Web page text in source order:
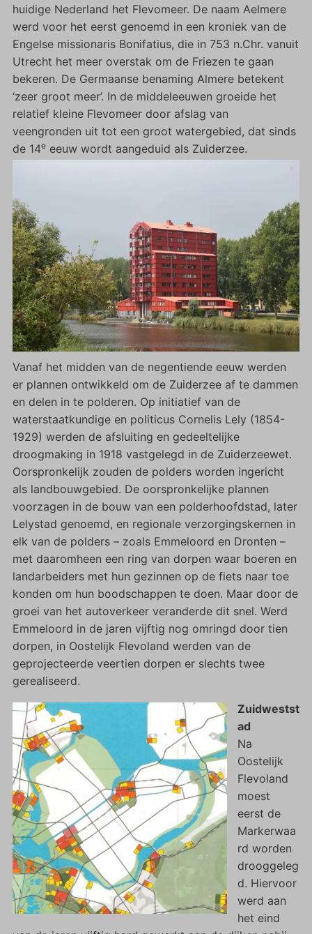
huidige Nederland het Flevomeer. De naam Aelmere
werd voor het eerst genoemd in een kroniek van de
Engelse missionaris Bonifatius, die in 753 n.Chr. vanuit
Utrecht het meer overstak om de Friezen te gaan
bekeren. De Germaanse benaming Almere betekent
‘zeer groot meer’. In de middeleeuwen groeide het
relatief kleine Flevomeer door afslag van
veengronden uit tot een groot watergebied, dat sinds
de 14eeeuw wordt aangeduid als Zuiderzee.
Vanaf het midden van de negentiende eeuw werden
er plannen ontwikkeld om de Zuiderzee af te dammen
en delen in te polderen. Op initiatief van de
waterstaatkundige en politicus Cornelis Lely (1854-
1929) werden de afsluiting en gedeeltelijke
droogmaking in 1918 vastgelegd in de Zuiderzeewet.
Oorspronkelijk zouden de polders worden ingericht
als landbouwgebied. De oorspronkelijke plannen
voorzagen in de bouw van een polderhoofdstad, later
Lelystad genoemd, en regionale verzorgingskernen in
elk van de polders – zoals Emmeloord en Dronten –
met daaromheen een ring van dorpen waar boeren en
landarbeiders met hun gezinnen op de fiets naar toe
konden om hun boodschappen te doen. Maar door de
groei van het autoverkeer veranderde dit snel. Werd
Emmeloord in de jaren vijftig nog omringd door tien
dorpen, in Oostelijk Flevoland werden van de
geprojecteerde veertien dorpen er slechts twee
gerealiseerd.
Zuidwestst
ad
Na
Oostelijk
Flevoland
moest
eerst de
Markerwaa
rd worden
drooggeleg
d. Hiervoor
werd aan
het eind